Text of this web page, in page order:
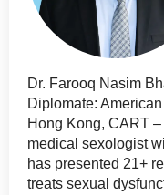
Dr. Farooq Nasim
Diplomate:
Hong Kong, CART
medical sexologist
has presented 21+
treats sexual